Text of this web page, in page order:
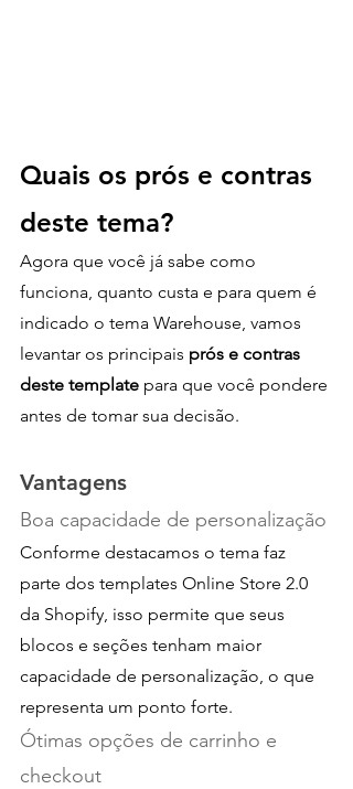
Quais os prós e contras
deste tema?
Agora que você já sabe como
funciona, quanto custa e para quem é
indicado o tema Warehouse, vamos
levantar os principais prós e contras
deste template para que você pondere
antes de tomar sua decisão.
Vantagens
Boa capacidade de personalização
Conforme destacamos o tema faz
parte dos templates Online Store 2.0
da Shopify, isso permite que seus
blocos e seções tenham maior
capacidade de personalização, o que
representa um ponto forte.
Ótimas opções de carrinho e
checkout